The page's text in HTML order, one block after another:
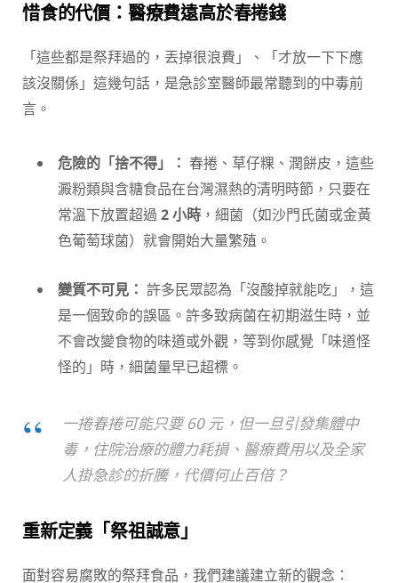
惜食的代價：醫療費遠高於春捲錢
「這些都是祭拜過的，丟掉很浪費」、「才放一下下應
該沒關係」這幾句話，是急診室醫師最常聽到的中毒前
言。
危險的「捨不得」： 春捲、草仔粿、潤餅皮，這些
澱粉類與含糖食品在台灣濕熱的清明時節，只要在
常溫下放置超過 2 小時 ，細菌（如沙門氏菌或金黃
色葡萄球菌）就會開始大量繁殖。
變質不可見： 許多民眾認為「沒酸掉就能吃」，這
是一個致命的誤區。許多致病菌在初期滋生時，並
不會改變食物的味道或外觀，等到你感覺「味道怪
怪的」時，細菌量早已超標。
一捲春捲可能只要 60 元，但一旦引發集體中
毒，住院治療的體力耗損、醫療費用以及全家
人掛急診的折騰，代價何止百倍？
重新定義「祭祖誠意」
面對容易腐敗的祭拜食品，我們建議建立新的觀念：